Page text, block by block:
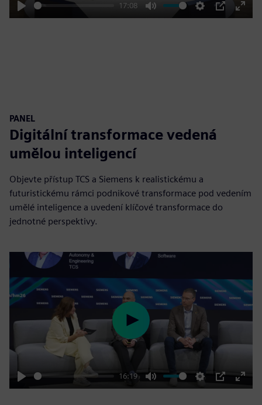
Play
17:08
Mute Settings
PIP
Enter
PANEL
Digitální transformace vedená
umělou inteligencí
Objevte přístup TCS a Siemens k realistickému a
futuristickému rámci podnikové transformace pod vedením
umělé inteligence a uvedení klíčové transformace do
jednotné perspektivy.
Play
16:19
Mute Settings
PIP
Enter
Play